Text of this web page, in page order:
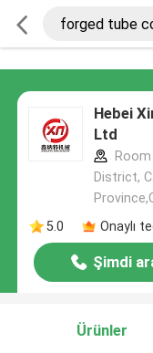
Hebei
Ltd
District,
5.0
Onaylı
Şimdi
Ürünler